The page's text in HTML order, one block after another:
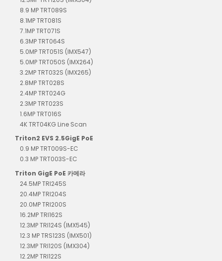
8.9 MP TRT089S
8.1MP TRT081S
7.1MP TRT071S
6.3MP TRT064S
5.0MP TRT051S (IMX547)
5.0MP TRT050S (IMX264)
3.2MP TRT032S (IMX265)
2.8MP TRT028S
2.4MP TRT024G
2.3MP TRT023S
1.6MP TRT016S
4K TRT04KG Line Scan
Triton2 EVS 2.5GigE PoE
0.9 MP TRT009S-EC
0.3 MP TRT003S-EC
Triton GigE PoE 카메라
24.5MP TRI245S
20.4MP TRI204S
20.0MP TRI200S
16.2MP TRI162S
12.3MP TRI124S (IMX545)
12.3 MP TRS123S (IMX501)
12.3MP TRI120S (IMX304)
12.2MP TRI122S